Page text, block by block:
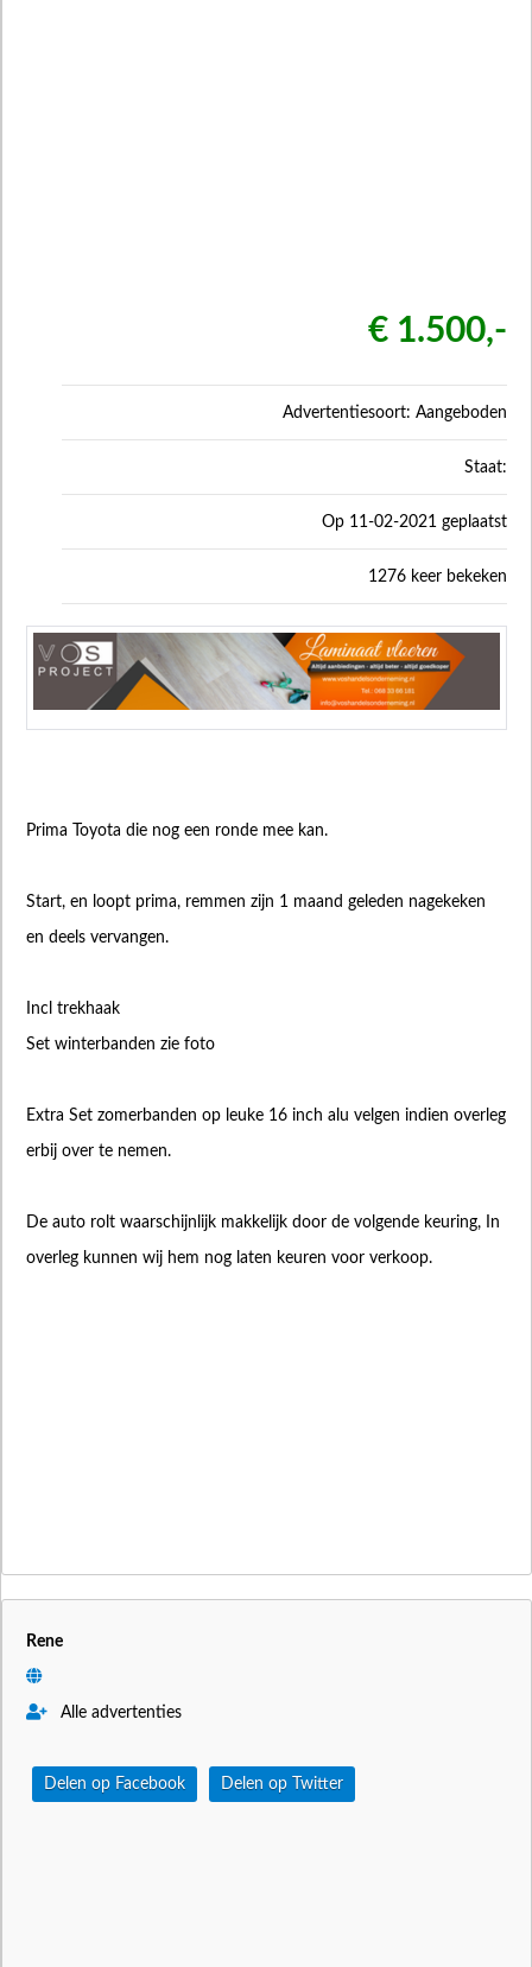
€ 1.500,-
Advertentiesoort: Aangeboden
Staat:
Op 11-02-2021 geplaatst
1276 keer bekeken
Prima Toyota die nog een ronde mee kan.
Start, en loopt prima, remmen zijn 1 maand geleden nagekeken
en deels vervangen.
Incl trekhaak
Set winterbanden zie foto
Extra Set zomerbanden op leuke 16 inch alu velgen indien overleg
erbij over te nemen.
De auto rolt waarschijnlijk makkelijk door de volgende keuring, In
overleg kunnen wij hem nog laten keuren voor verkoop.
Rene
Alle advertenties
Delen op Facebook Delen op Twitter